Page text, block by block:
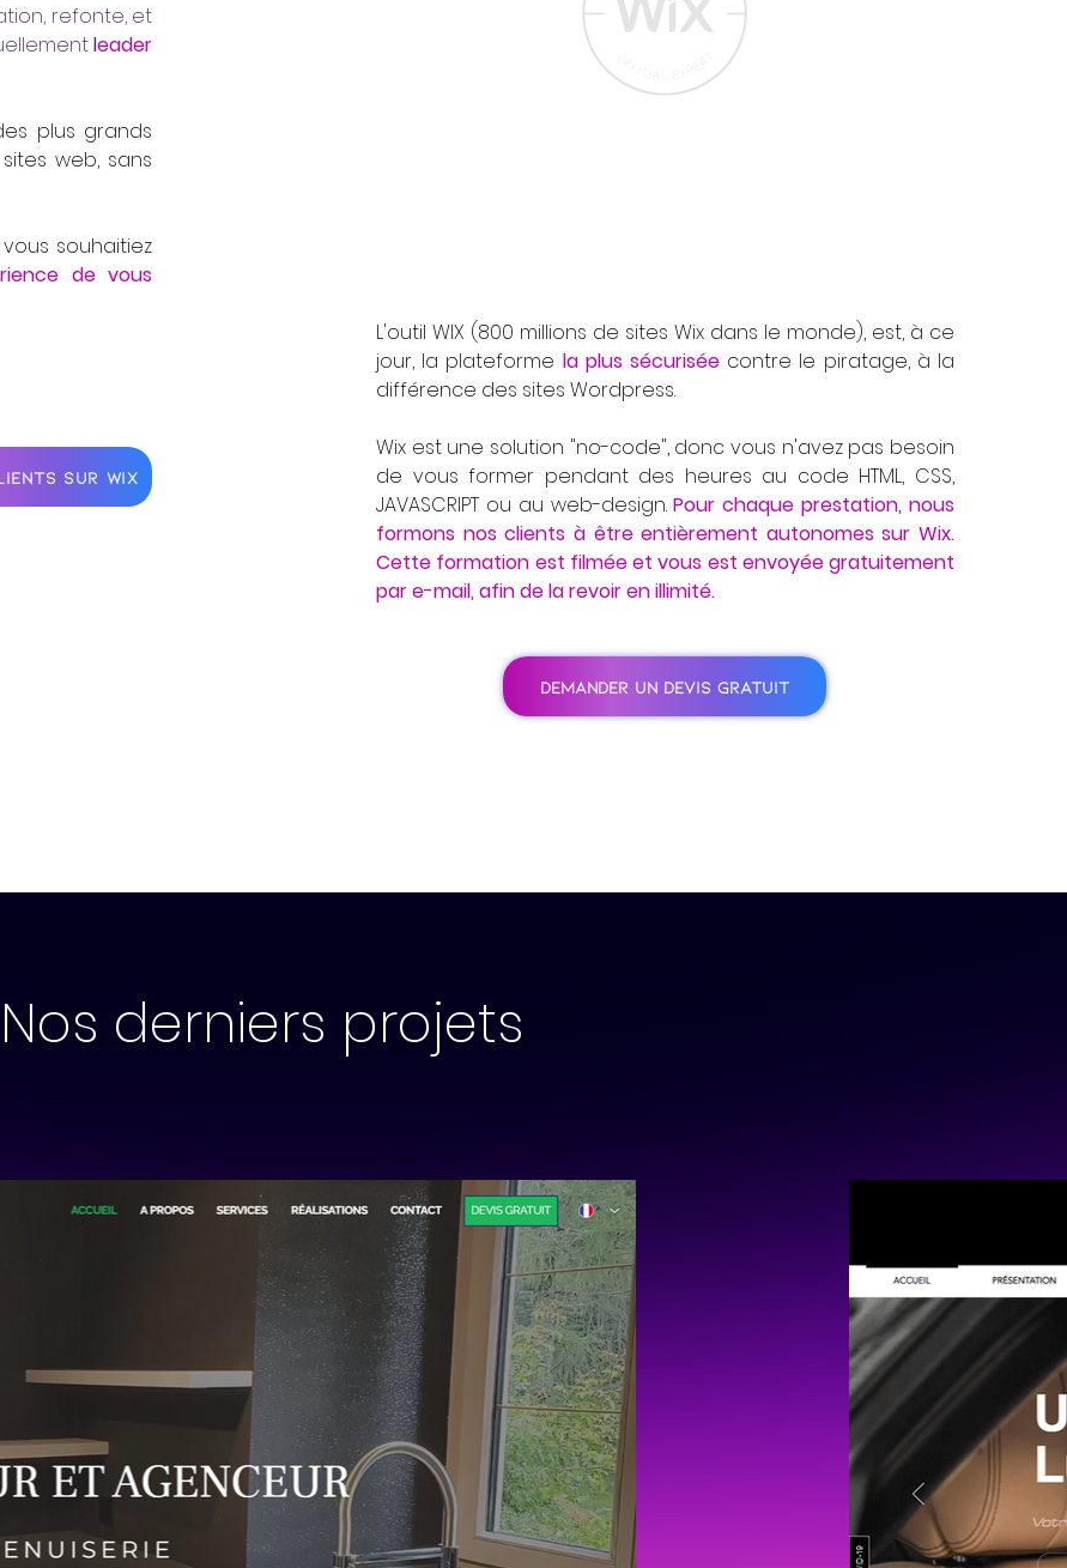
refonte, et
leader
plus grands
web, sans
souhaitiez
de vous
SUR WIX
L'outil WIX (800 millions de sites Wix dans le monde), est, à ce
jour, la plateforme la plus sécurisée contre le piratage, à la
différence des sites Wordpress.
Wix est une solution "no-code", donc vous n'avez pas besoin
de vous former pendant des heures au code HTML, CSS,
JAVASCRIPT ou au web-design.Pour chaque prestation, nous
formons nos clients à être entièrement autonomes sur Wix.
Cette formation est filmée et vous est envoyée gratuitement
par e-mail, afin de la revoir en illimité.
DEMANDER UN DEVIS GRATUIT
Nos derniers projets